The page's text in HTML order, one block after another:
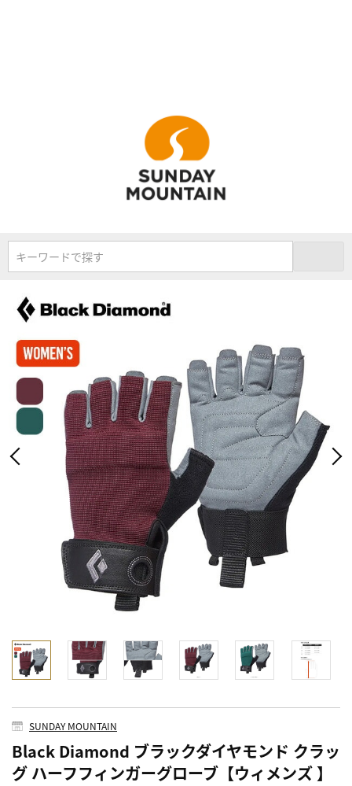
キーワードで探す
SUNDAY MOUNTAIN
Black Diamond ブラックダイヤモンド クラッ
グ ハーフフィンガーグローブ【ウィメンズ 】